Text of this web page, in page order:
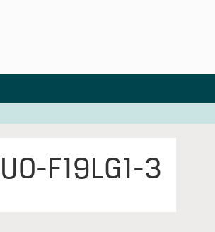
F19LG1-3